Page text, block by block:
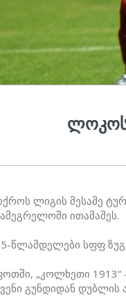
ᲚᲝᲙᲝᲡ
ლიგის მესამე
ითამაშეს.
წლამდელები სფფ
„კოლხეთი 1913“
გუნდიდან დუბლის